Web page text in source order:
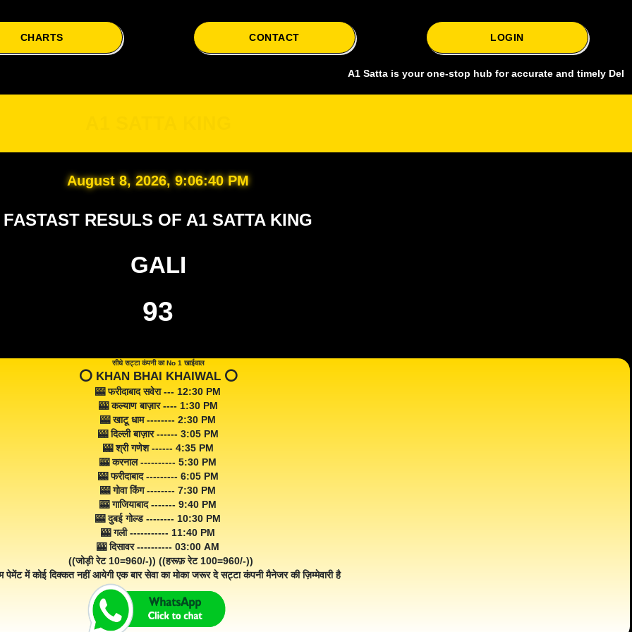
CHARTS CONTACT LOGIN
A1 Satta is your one-stop hub for accurate and timely Delhi
August 8, 2026, 9:06:41 PM
FASTAST RESULS OF A1 SATTA KING
GALI
93
सीधे सट्टा कंपनी का No 1 खाईवाल
⭕️ KHAN BHAI KHAIWAL ⭕️
🎰 फरीदाबाद सवेरा --- 12:30 PM
🎰 कल्याण बाज़ार ---- 1:30 PM
🎰 खाटू धाम -------- 2:30 PM
🎰 दिल्ली बाज़ार ------ 3:05 PM
🎰 श्री गणेश ------ 4:35 PM
🎰 करनाल ---------- 5:30 PM
🎰 फरीदाबाद --------- 6:05 PM
🎰 गोवा किंग -------- 7:30 PM
🎰 गाजियाबाद ------- 9:40 PM
🎰 दुबई गोल्ड -------- 10:30 PM
🎰 गली ----------- 11:40 PM
🎰 दिसावर ---------- 03:00 AM
((जोड़ी रेट 10=960/-)) ((हरूफ़ रेट 100=960/-))
पेमेंट में कोई दिक्कत नहीं आयेगी एक बार सेवा का मोका जरूर दे सट्टा कंपनी मैनेजर की ज़िम्मेवारी है